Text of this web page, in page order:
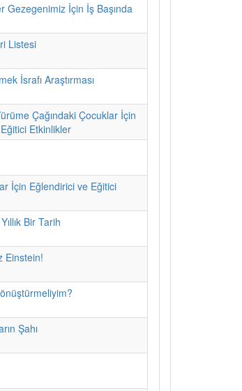
Gezegenimiz İçin İş Başında
Listesi
İsrafı Araştırması
Çağındaki Çocuklar İçin
Etkinlikler
İçin Eğlendirici ve Eğitici
Bir Tarih
Einstein!
Şahı